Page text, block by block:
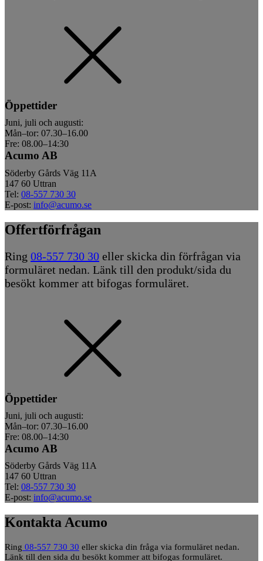
Öppettider
Juni, juli och augusti:
Mån–tor: 07.30–16.00
Fre: 08.00–14:30
Acumo AB
Söderby Gårds Väg 11A
147 60 Uttran
Tel: 08-557 730 30
E-post: info@acumo.se
Offertförfrågan
Ring 08-557 730 30 eller skicka din förfrågan via
formuläret nedan. Länk till den produkt/sida du
besökt kommer att bifogas formuläret.
Öppettider
Juni, juli och augusti:
Mån–tor: 07.30–16.00
Fre: 08.00–14:30
Acumo AB
Söderby Gårds Väg 11A
147 60 Uttran
Tel: 08-557 730 30
E-post: info@acumo.se
Kontakta Acumo
Ring 08-557 730 30 eller skicka din fråga via formuläret nedan.
Länk till den sida du besökt kommer att bifogas formuläret.